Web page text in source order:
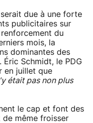
due à une forte
publicitaires sur
du
mois, la
dominantes des
Schmidt, le PDG
en juillet que
était pas non plus
le cap et font des
même froisser